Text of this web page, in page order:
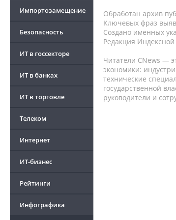
Импортозамещение
Безопасность
ИТ в госсекторе
ИТ в банках
ИТ в торговле
Телеком
Интернет
ИТ-бизнес
Рейтинги
Инфографика
Обработан архив
Ключевых фраз
Создано именных
Редакция
Читатели CNews —
экономики:
технические
государственной
руководители и